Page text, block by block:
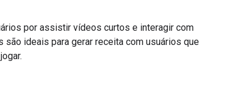
por assistir vídeos curtos e interagir com
ideais para gerar receita com usuários que